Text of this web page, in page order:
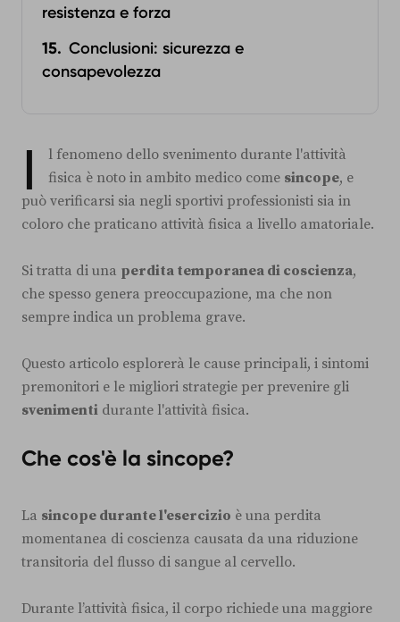
resistenza e forza
Conclusioni: sicurezza e
consapevolezza
I
l fenomeno dello svenimento durante l'attività
fisica è noto in ambito medico come sincope, e
può verificarsi sia negli sportivi professionisti sia in
coloro che praticano attività fisica a livello amatoriale.
Si tratta di una perdita temporanea di coscienza,
che spesso genera preoccupazione, ma che non
sempre indica un problema grave.
Questo articolo esplorerà le cause principali, i sintomi
premonitori e le migliori strategie per prevenire gli
svenimenti durante l'attività fisica.
Che cos'è la sincope?
La sincope durante l'esercizio è una perdita
momentanea di coscienza causata da una riduzione
transitoria del flusso di sangue al cervello.
Durante l’attività fisica, il corpo richiede una maggiore